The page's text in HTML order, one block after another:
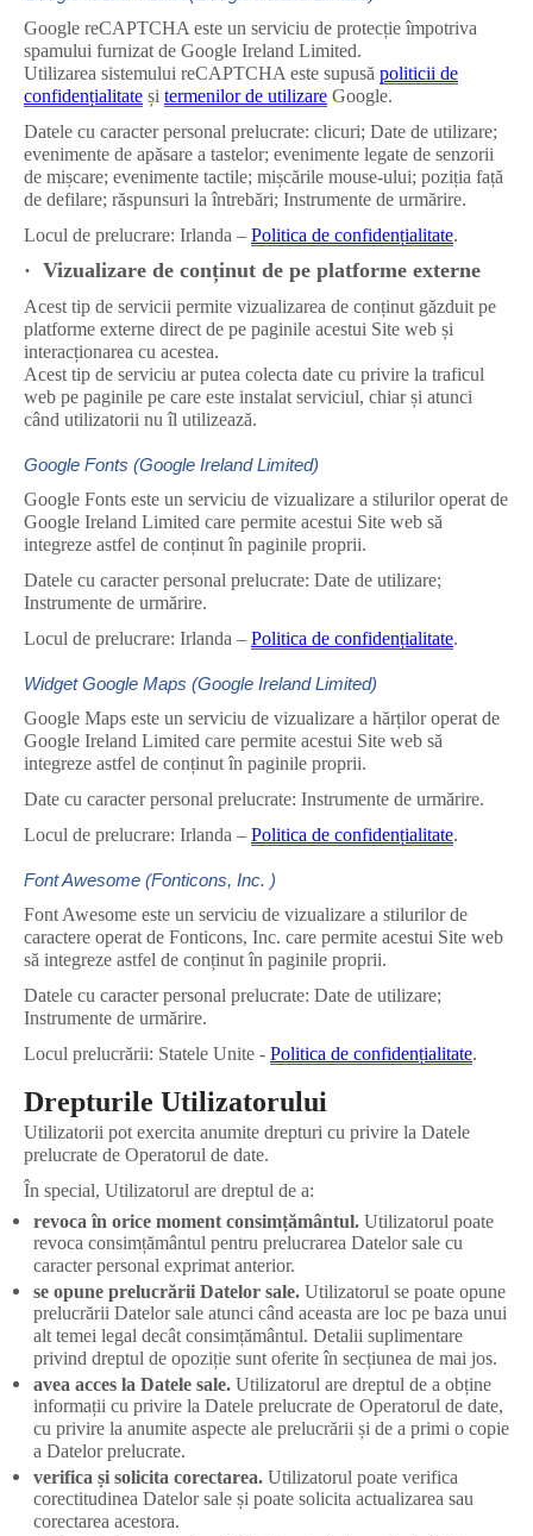
Google reCAPTCHA este un serviciu de protecție împotriva
spamului furnizat de Google Ireland Limited.
Utilizarea sistemului reCAPTCHA este supusă politicii de
confidențialitate și termenilor de utilizare Google.
Datele cu caracter personal prelucrate: clicuri; Date de utilizare;
evenimente de apăsare a tastelor; evenimente legate de senzorii
de mișcare; evenimente tactile; mișcările mouse-ului; poziția față
de defilare; răspunsuri la întrebări; Instrumente de urmărire.
Locul de prelucrare: Irlanda – Politica de confidențialitate.
· Vizualizare de conținut de pe platforme externe
Acest tip de servicii permite vizualizarea de conținut găzduit pe
platforme externe direct de pe paginile acestui Site web și
interacționarea cu acestea.
Acest tip de serviciu ar putea colecta date cu privire la traficul
web pe paginile pe care este instalat serviciul, chiar și atunci
când utilizatorii nu îl utilizează.
Google Fonts (Google Ireland Limited)
Google Fonts este un serviciu de vizualizare a stilurilor operat de
Google Ireland Limited care permite acestui Site web să
integreze astfel de conținut în paginile proprii.
Datele cu caracter personal prelucrate: Date de utilizare;
Instrumente de urmărire.
Locul de prelucrare: Irlanda – Politica de confidențialitate.
Widget Google Maps (Google Ireland Limited)
Google Maps este un serviciu de vizualizare a hărților operat de
Google Ireland Limited care permite acestui Site web să
integreze astfel de conținut în paginile proprii.
Date cu caracter personal prelucrate: Instrumente de urmărire.
Locul de prelucrare: Irlanda – Politica de confidențialitate.
Font Awesome (Fonticons, Inc. )
Font Awesome este un serviciu de vizualizare a stilurilor de
caractere operat de Fonticons, Inc. care permite acestui Site web
să integreze astfel de conținut în paginile proprii.
Datele cu caracter personal prelucrate: Date de utilizare;
Instrumente de urmărire.
Locul prelucrării: Statele Unite - Politica de confidențialitate.
Drepturile Utilizatorului
Utilizatorii pot exercita anumite drepturi cu privire la Datele
prelucrate de Operatorul de date.
În special, Utilizatorul are dreptul de a:
revoca în orice moment consimțământul. Utilizatorul poate
revoca consimțământul pentru prelucrarea Datelor sale cu
caracter personal exprimat anterior.
se opune prelucrării Datelor sale. Utilizatorul se poate opune
prelucrării Datelor sale atunci când aceasta are loc pe baza unui
alt temei legal decât consimțământul. Detalii suplimentare
privind dreptul de opoziție sunt oferite în secțiunea de mai jos.
avea acces la Datele sale. Utilizatorul are dreptul de a obține
informații cu privire la Datele prelucrate de Operatorul de date,
cu privire la anumite aspecte ale prelucrării și de a primi o copie
a Datelor prelucrate.
verifica și solicita corectarea. Utilizatorul poate verifica
corectitudinea Datelor sale și poate solicita actualizarea sau
corectarea acestora.